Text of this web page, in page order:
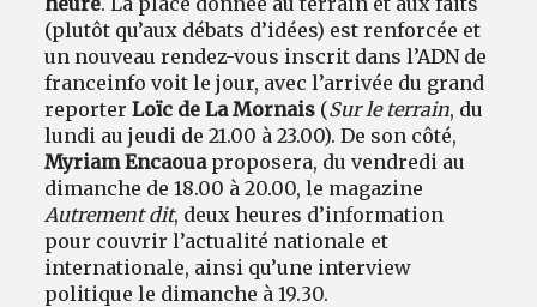
(plutôt qu’aux débats d’idées) est renforcée et
un nouveau rendez-vous inscrit dans l’ADN de
franceinfo voit le jour, avec l’arrivée du grand
reporterLoïc de La Mornais (Sur le terrain, du
lundi au jeudi de 21.00 à 23.00). De son côté,
Myriam Encaouaproposera, du vendredi au
dimanche de 18.00 à 20.00, le magazine
Autrement dit, deux heures d’information
pour couvrir l’actualité nationale et
internationale, ainsi qu’une interview
politique le dimanche à 19.30.